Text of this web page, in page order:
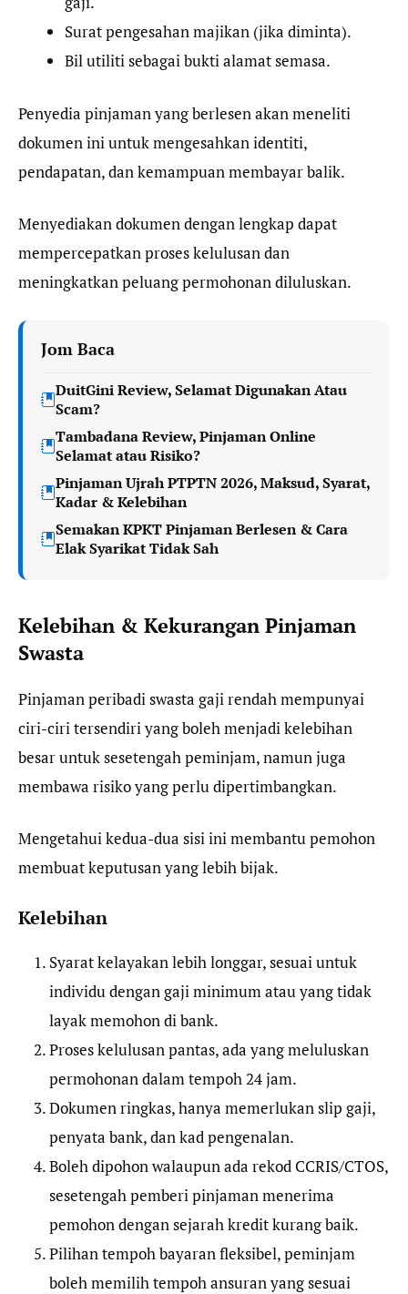
Surat pengesahan majikan (jika diminta).
Bil utiliti sebagai bukti alamat semasa.
Penyedia pinjaman yang berlesen akan meneliti
dokumen ini untuk mengesahkan identiti,
pendapatan, dan kemampuan membayar balik.
Menyediakan dokumen dengan lengkap dapat
mempercepatkan proses kelulusan dan
meningkatkan peluang permohonan diluluskan.
Jom Baca
DuitGini Review, Selamat Digunakan Atau
Scam?
Tambadana Review, Pinjaman Online
Selamat atau Risiko?
Pinjaman Ujrah PTPTN 2026, Maksud, Syarat,
Kadar & Kelebihan
Semakan KPKT Pinjaman Berlesen & Cara
Elak Syarikat Tidak Sah
Kelebihan & Kekurangan Pinjaman
Swasta
Pinjaman peribadi swasta gaji rendah mempunyai
ciri-ciri tersendiri yang boleh menjadi kelebihan
besar untuk sesetengah peminjam, namun juga
membawa risiko yang perlu dipertimbangkan.
Mengetahui kedua-dua sisi ini membantu pemohon
membuat keputusan yang lebih bijak.
Kelebihan
Syarat kelayakan lebih longgar, sesuai untuk
individu dengan gaji minimum atau yang tidak
layak memohon di bank.
Proses kelulusan pantas, ada yang meluluskan
permohonan dalam tempoh 24 jam.
Dokumen ringkas, hanya memerlukan slip gaji,
penyata bank, dan kad pengenalan.
Boleh dipohon walaupun ada rekod CCRIS/CTOS,
sesetengah pemberi pinjaman menerima
pemohon dengan sejarah kredit kurang baik.
Pilihan tempoh bayaran fleksibel, peminjam
boleh memilih tempoh ansuran yang sesuai